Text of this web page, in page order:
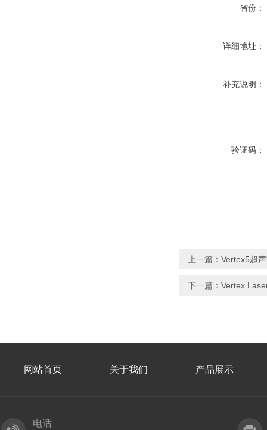
省份：
详细地址：
补充说明：
验证码：
上一篇： Vertex5超
下一篇： Vertex
网站首页 关于我们 产品展示
电话